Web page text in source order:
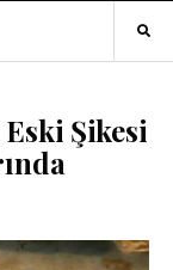
Şikesi